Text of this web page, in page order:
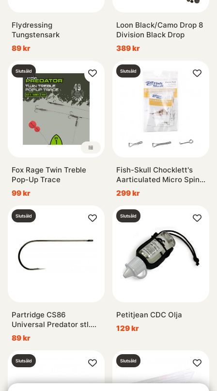
Flydressing
Tungstensark
89 kr
Loon Black/Camo Drop 8
Division Black Drop
389 kr
Slutsåld
Fox Rage Twin Treble
Pop-Up Trace
99 kr
Slutsåld
Fish-Skull Chocklett's
Aarticulated Micro Spine
- Starter Pack
299 kr
Slutsåld
Partridge CS86
Universal Predator stl.
4/0 (10-Pack)
89 kr
Slutsåld
Petitjean CDC Olja
129 kr
Slutsåld Slutsåld